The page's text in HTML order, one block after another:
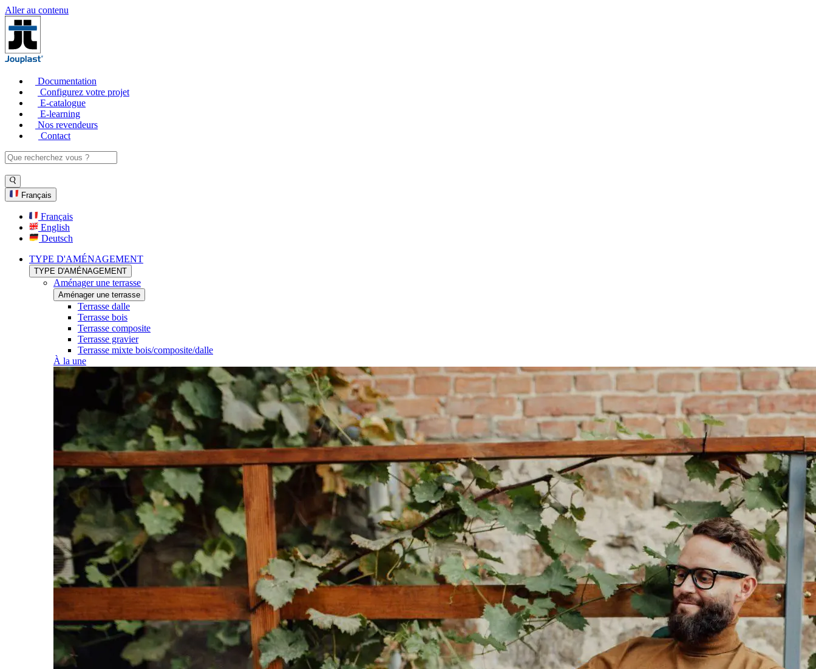
Aller au contenu
Documentation
Configurez votre projet
E-catalogue
E-learning
Nos revendeurs
Contact
Français
Français
English
Deutsch
TYPE D'AMÉNAGEMENT
TYPE D'AMÉNAGEMENT
Aménager une terrasse
Aménager une terrasse
Terrasse dalle
Terrasse bois
Terrasse composite
Terrasse gravier
Terrasse mixte bois/composite/dalle
À la une